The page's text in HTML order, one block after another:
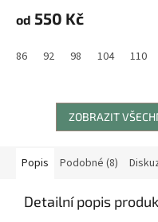
od 550 Kč
86 92 98 104 110
ZOBRAZIT
Popis Podobné (8)
Detailní popis